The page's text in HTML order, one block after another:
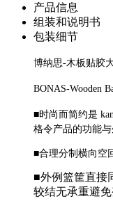
产品信息
组装和说明书
包装细节
博纳思-木板贴胶
BONAS-Wooden
■时尚而简约是
格令产品的功能
■合理分制横向空
■外例篮筐直接
较结无承重避